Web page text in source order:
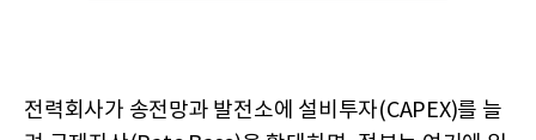
전력회사가 송전망과 발전소에 설비투자(CAPEX)를 늘